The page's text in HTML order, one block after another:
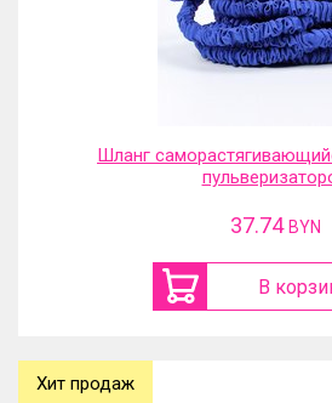
Шланг
37.74 BYN
В
Хит продаж